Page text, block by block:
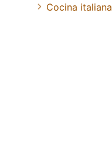
Cocina italiana